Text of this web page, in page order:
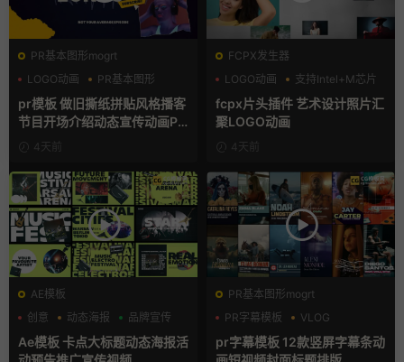
PR基本图形mogrt
LOGO动画
PR基本图形
复古风
pr模板 做旧撕纸拼贴风格播客
节目开场介绍动态宣传动画PR
模版4天前
FCPX发生器
LOGO动画
支持Intel+M芯片
汇聚
fcpx片头插件 艺术设计照片汇
聚LOGO动画
4天前
AE模板
创意
动态海报 品牌宣传
Ae模板 卡点大标题动态海报活
PR基本图形mogrt
PR字幕模板
VLOG
人物介绍
pr字幕模板 12款竖屏字幕条动